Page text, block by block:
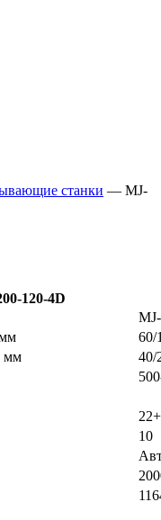
станки — MJ-
120-4D
60/
мм
40/
10